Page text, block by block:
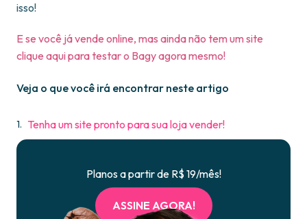
isso!
E se você já vende online, mas ainda não tem um site
clique aqui para testar o Bagy agora mesmo!
Veja o que você irá encontrar neste artigo
Tenha um site pronto para sua loja vender!
Planos a partir de R$ 19/mês!
ASSINE AGORA!